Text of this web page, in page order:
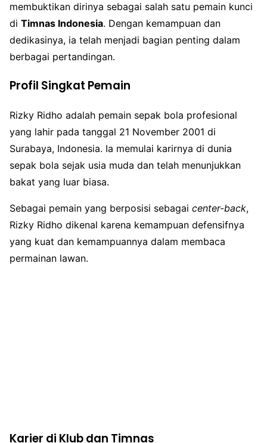
membuktikan dirinya sebagai salah satu pemain kunci
di Timnas Indonesia. Dengan kemampuan dan
dedikasinya, ia telah menjadi bagian penting dalam
berbagai pertandingan.
Profil Singkat Pemain
Rizky Ridho adalah pemain sepak bola profesional
yang lahir pada tanggal 21 November 2001 di
Surabaya, Indonesia. Ia memulai karirnya di dunia
sepak bola sejak usia muda dan telah menunjukkan
bakat yang luar biasa.
Sebagai pemain yang berposisi sebagai center-back,
Rizky Ridho dikenal karena kemampuan defensifnya
yang kuat dan kemampuannya dalam membaca
permainan lawan.
Karier di Klub dan Timnas